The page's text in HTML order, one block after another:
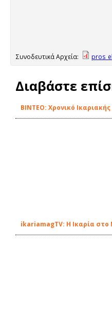
Συνοδευτικά Αρχεία:
Διαβάστε
ΒΙΝΤΕΟ: Χρονικό
ikariamagTV: Η Ικαρία